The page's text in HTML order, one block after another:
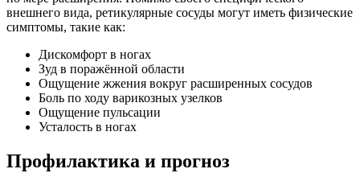
внешнего вида, ретикулярные сосуды могут иметь физические
симптомы, такие как:
Дискомфорт в ногах
Зуд в поражённой области
Ощущение жжения вокруг расширенных сосудов
Боль по ходу варикозных узелков
Ощущение пульсации
Усталость в ногах
Профилактика и прогноз